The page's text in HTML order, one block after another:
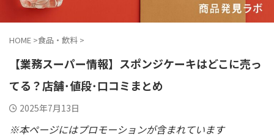
HOME >食品・飲料 >
【業務スーパー情報】スポンジケーキはどこに売っ
てる？店舗･値段･口コミまとめ
2025年7月13日
※本ページにはプロモーションが含まれています